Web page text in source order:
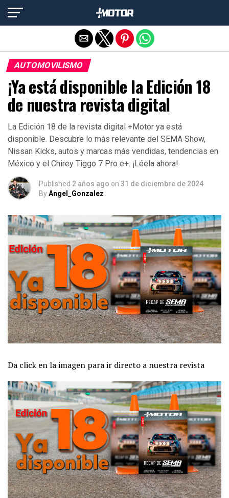
AUTOMOVILISMO
¡Ya está disponible la Edición 18
de nuestra revista digital
La Edición 18 de la revista digital +Motor ya está
disponible. Descubre lo más relevante del SEMA Show,
Nissan Kicks, autos y marcas más vendidas, tendencias en
México y el Chirey Tiggo 7 Pro e+. ¡Léela ahora!
Published 2 años ago on 31 de diciembre de 2024
ByAngel_Gonzalez
Da click en la imagen para ir directo a nuestra revista
Salir de la versión móvil